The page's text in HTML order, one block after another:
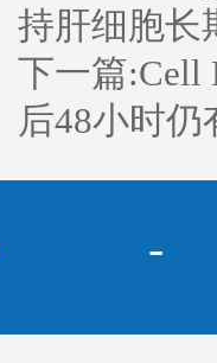
持肝细胞长
下一篇:Cell
后48小时仍
-